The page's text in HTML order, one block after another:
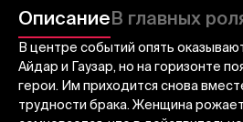
ОписаниеВ главных
В центре событий опять
Айдар и Гаузар, но на горизонте
герои. Им приходится снова
трудности брака. Женщина